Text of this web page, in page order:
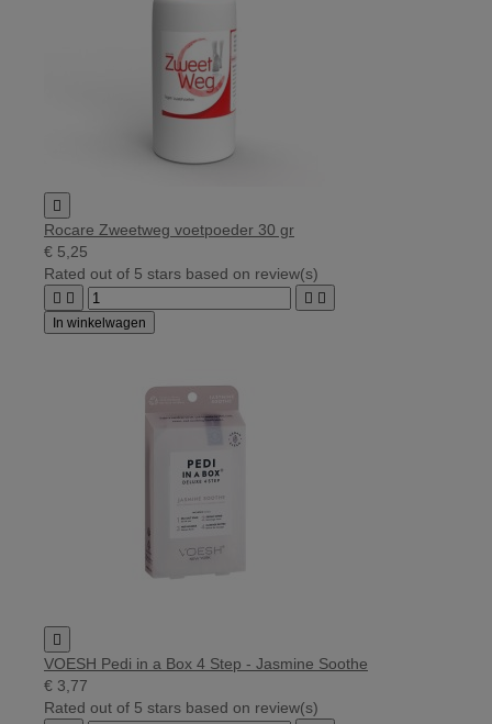

Rocare Zweetweg voetpoeder 30 gr
€ 5,25
Rated out of 5 stars based on review(s)
   
In winkelwagen

VOESH Pedi in a Box 4 Step - Jasmine Soothe
€ 3,77
Rated out of 5 stars based on review(s)